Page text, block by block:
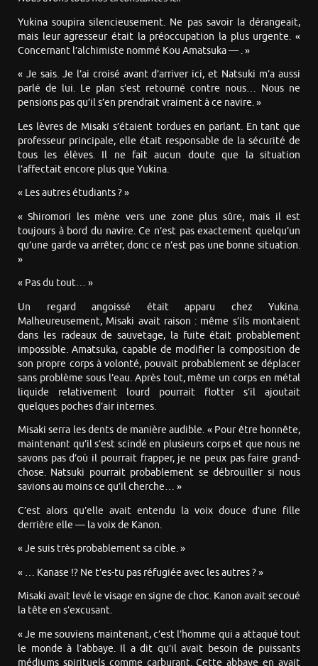
Yukina soupira silencieusement. Ne pas savoir la dérangeait,
mais leur agresseur était la préoccupation la plus urgente. «
Concernant l’alchimiste nommé Kou Amatsuka — . »
« Je sais. Je l’ai croisé avant d’arriver ici, et Natsuki m’a aussi
parlé de lui. Le plan s’est retourné contre nous… Nous ne
pensions pas qu’il s’en prendrait vraiment à ce navire. »
Les lèvres de Misaki s’étaient tordues en parlant. En tant que
professeur principale, elle était responsable de la sécurité de
tous les élèves. Il ne fait aucun doute que la situation
l’affectait encore plus que Yukina.
« Les autres étudiants ? »
« Shiromori les mène vers une zone plus sûre, mais il est
toujours à bord du navire. Ce n’est pas exactement quelqu’un
qu’une garde va arrêter, donc ce n’est pas une bonne situation.
»
« Pas du tout… »
Un regard angoissé était apparu chez Yukina.
Malheureusement, Misaki avait raison : même s’ils montaient
dans les radeaux de sauvetage, la fuite était probablement
impossible. Amatsuka, capable de modifier la composition de
son propre corps à volonté, pouvait probablement se déplacer
sans problème sous l’eau. Après tout, même un corps en métal
liquide relativement lourd pourrait flotter s’il ajoutait
quelques poches d’air internes.
Misaki serra les dents de manière audible. « Pour être honnête,
maintenant qu’il s’est scindé en plusieurs corps et que nous ne
savons pas d’où il pourrait frapper, je ne peux pas faire grand-
chose. Natsuki pourrait probablement se débrouiller si nous
savions au moins ce qu’il cherche… »
C’est alors qu’elle avait entendu la voix douce d’une fille
derrière elle — la voix de Kanon.
« Je suis très probablement sa cible. »
« … Kanase !? Ne t’es-tu pas réfugiée avec les autres ? »
Misaki avait levé le visage en signe de choc. Kanon avait secoué
la tête en s’excusant.
« Je me souviens maintenant, c’est l’homme qui a attaqué tout
le monde à l’abbaye. Il a dit qu’il avait besoin de puissants
médiums spirituels comme carburant. Cette abbaye en avait